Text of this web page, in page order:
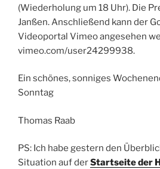
(Wiederholung um 18 Uhr). Die
Janßen. Anschließend kann der
Videoportal Vimeo angesehen
vimeo.com/user24299938.
Ein schönes, sonniges
Sonntag
Thomas Raab
PS: Ich habe gestern den
Situation auf derStartseite der